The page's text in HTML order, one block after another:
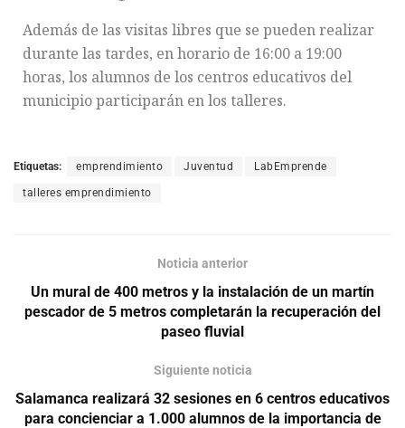
Además de las visitas libres que se pueden realizar
durante las tardes, en horario de 16:00 a 19:00
horas, los alumnos de los centros educativos del
municipio participarán en los talleres.
Etiquetas: emprendimiento Juventud LabEmprende
talleres emprendimiento
Noticia anterior
Un mural de 400 metros y la instalación de un martín
pescador de 5 metros completarán la recuperación del
paseo fluvial
Siguiente noticia
Salamanca realizará 32 sesiones en 6 centros educativos
para concienciar a 1.000 alumnos de la importancia de